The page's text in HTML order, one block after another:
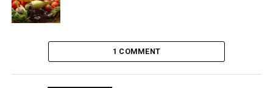
#2 Keep muito calm
1 COMMENT